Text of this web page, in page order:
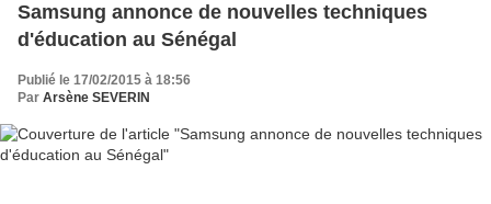
Samsung annonce de nouvelles techniques
d'éducation au Sénégal
Publié le 17/02/2015 à 18:56
Par Arsène SEVERIN